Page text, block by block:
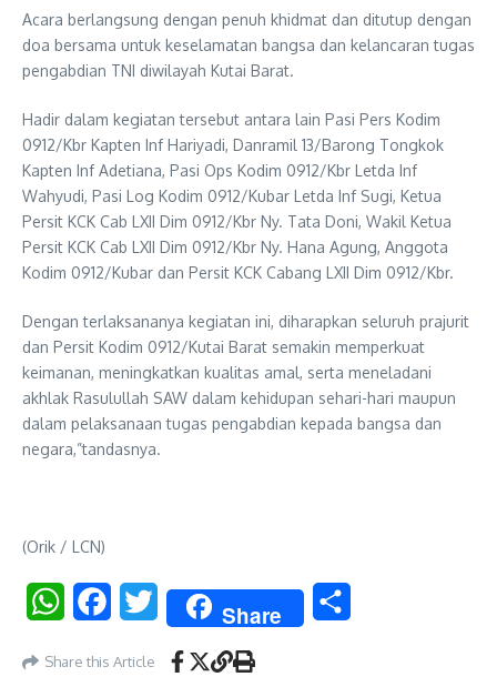
Acara berlangsung dengan penuh khidmat dan ditutup dengan
doa bersama untuk keselamatan bangsa dan kelancaran tugas
pengabdian TNI diwilayah Kutai Barat.
Hadir dalam kegiatan tersebut antara lain Pasi Pers Kodim
0912/Kbr Kapten Inf Hariyadi, Danramil 13/Barong Tongkok
Kapten Inf Adetiana, Pasi Ops Kodim 0912/Kbr Letda Inf
Wahyudi, Pasi Log Kodim 0912/Kubar Letda Inf Sugi, Ketua
Persit KCK Cab LXII Dim 0912/Kbr Ny. Tata Doni, Wakil Ketua
Persit KCK Cab LXII Dim 0912/Kbr Ny. Hana Agung, Anggota
Kodim 0912/Kubar dan Persit KCK Cabang LXII Dim 0912/Kbr.
Dengan terlaksananya kegiatan ini, diharapkan seluruh prajurit
dan Persit Kodim 0912/Kutai Barat semakin memperkuat
keimanan, meningkatkan kualitas amal, serta meneladani
akhlak Rasulullah SAW dalam kehidupan sehari-hari maupun
dalam pelaksanaan tugas pengabdian kepada bangsa dan
negara,”tandasnya.
(Orik / LCN)
WhatsAppFacebookTwitter Share
Share this Article